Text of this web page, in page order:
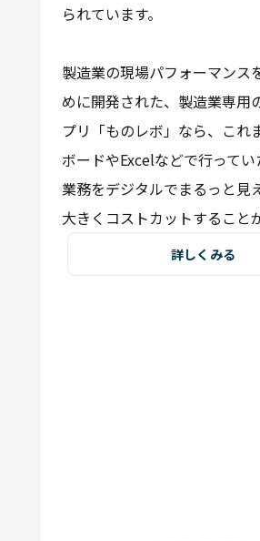
られています。
製造業の現場パフォーマンス
めに開発された、製造業専用
プリ「ものレボ」なら、これ
ボードやExcelなどで行って
業務をデジタルでまるっと見
大きくコストカットすること
詳しくみる